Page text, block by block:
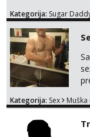
Kategorija: Sugar
Kategorija: Sex